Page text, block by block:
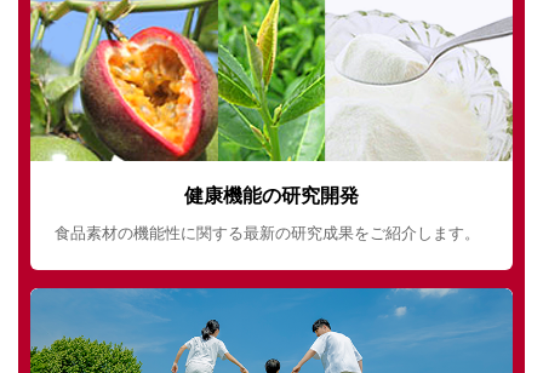
健康機能の研究開発
食品素材の機能性に関する最新の研究成果をご紹介します。